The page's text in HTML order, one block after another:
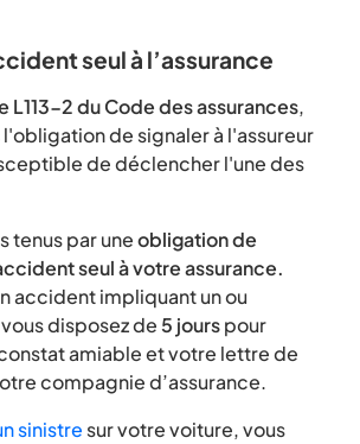
seul à l’assurance
L113-2 du Code des assurances,
de signaler à l'assureur
de déclencher l'une des
tenus par uneobligation de
seul à votre assurance.
accident impliquant un ou
disposez de5 jourspour
amiable et votre lettre de
compagnie d’assurance.
sinistre sur votre voiture, vous